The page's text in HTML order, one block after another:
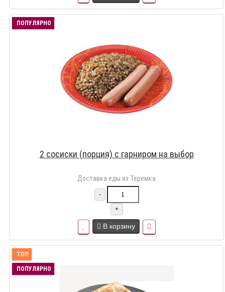
ПОПУЛЯРНО
2 сосиски (порция) с гарниром на выбор
Доставка еды из Теремка
-
+
В корзину
ТОП
ПОПУЛЯРНО